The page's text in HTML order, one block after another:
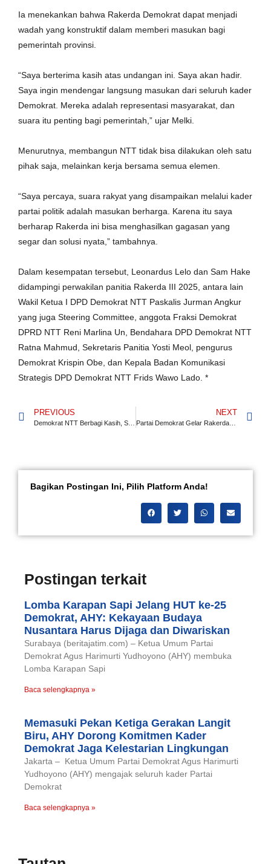
‎Ia menekankan bahwa Rakerda Demokrat dapat menjadi
wadah yang konstruktif dalam memberi masukan bagi
pemerintah provinsi.
‎“Saya berterima kasih atas undangan ini. Saya akan hadir.
Saya ingin mendengar langsung masukan dari seluruh kader
Demokrat. Mereka adalah representasi masyarakat, dan
suara itu penting bagi pemerintah,” ujar Melki.
‎Menurutnya, membangun NTT tidak bisa dilakukan oleh satu
pihak saja, melainkan kerja bersama semua elemen.
‎“Saya percaya, suara rakyat yang disampaikan melalui kader
partai politik adalah masukan berharga. Karena itu saya
berharap Rakerda ini bisa menghasilkan gagasan yang
segar dan solusi nyata,” tambahnya.
‎Dalam kesempatan tersebut, Leonardus Lelo dan Sam Hake
didampingi perwakilan panitia Rakerda III 2025, antara lain
Wakil Ketua I DPD Demokrat NTT Paskalis Jurman Angkur
yang juga Steering Committee, anggota Fraksi Demokrat
DPRD NTT Reni Marlina Un, Bendahara DPD Demokrat NTT
Ratna Mahmud, Sekretaris Panitia Yosti Meol, pengurus
Demokrat Krispin Obe, dan Kepala Badan Komunikasi
Strategis DPD Demokrat NTT Frids Wawo Lado. *
PREVIOUS NEXT
Partai Demokrat Gelar Rakerda; Konsolidasi Gagasan dan Dorong Kader Dukung Spirit Ayo Bangun NTT
Bagikan Postingan Ini, Pilih Platform Anda!
Postingan terkait
Lomba Karapan Sapi Jelang HUT ke-25
Demokrat, AHY: Kekayaan Budaya
Nusantara Harus Dijaga dan Diwariskan
Surabaya (beritajatim.com) – Ketua Umum Partai
Demokrat Agus Harimurti Yudhoyono (AHY) membuka
Lomba Karapan Sapi
Baca selengkapnya »
Memasuki Pekan Ketiga Gerakan Langit
Biru, AHY Dorong Komitmen Kader
Demokrat Jaga Kelestarian Lingkungan
Jakarta – Ketua Umum Partai Demokrat Agus Harimurti
Yudhoyono (AHY) mengajak seluruh kader Partai
Demokrat
Baca selengkapnya »